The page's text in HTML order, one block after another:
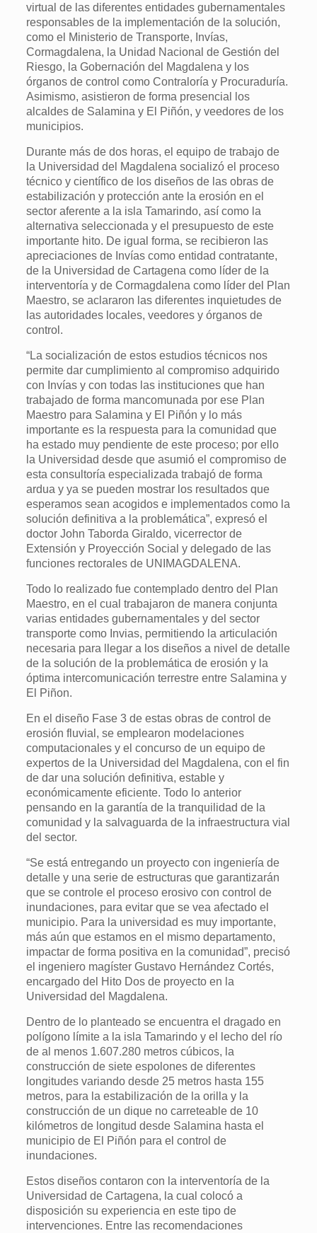
virtual de las diferentes entidades gubernamentales
responsables de la implementación de la solución,
como el Ministerio de Transporte, Invías,
Cormagdalena, la Unidad Nacional de Gestión del
Riesgo, la Gobernación del Magdalena y los
órganos de control como Contraloría y Procuraduría.
Asimismo, asistieron de forma presencial los
alcaldes de Salamina y El Piñón, y veedores de los
municipios.
Durante más de dos horas, el equipo de trabajo de
la Universidad del Magdalena socializó el proceso
técnico y científico de los diseños de las obras de
estabilización y protección ante la erosión en el
sector aferente a la isla Tamarindo, así como la
alternativa seleccionada y el presupuesto de este
importante hito. De igual forma, se recibieron las
apreciaciones de Invías como entidad contratante,
de la Universidad de Cartagena como líder de la
interventoría y de Cormagdalena como líder del Plan
Maestro, se aclararon las diferentes inquietudes de
las autoridades locales, veedores y órganos de
control.
“La socialización de estos estudios técnicos nos
permite dar cumplimiento al compromiso adquirido
con Invías y con todas las instituciones que han
trabajado de forma mancomunada por ese Plan
Maestro para Salamina y El Piñón y lo más
importante es la respuesta para la comunidad que
ha estado muy pendiente de este proceso; por ello
la Universidad desde que asumió el compromiso de
esta consultoría especializada trabajó de forma
ardua y ya se pueden mostrar los resultados que
esperamos sean acogidos e implementados como la
solución definitiva a la problemática”, expresó el
doctor John Taborda Giraldo, vicerrector de
Extensión y Proyección Social y delegado de las
funciones rectorales de UNIMAGDALENA.
Todo lo realizado fue contemplado dentro del Plan
Maestro, en el cual trabajaron de manera conjunta
varias entidades gubernamentales y del sector
transporte como Invias, permitiendo la articulación
necesaria para llegar a los diseños a nivel de detalle
de la solución de la problemática de erosión y la
óptima intercomunicación terrestre entre Salamina y
El Piñon.
En el diseño Fase 3 de estas obras de control de
erosión fluvial, se emplearon modelaciones
computacionales y el concurso de un equipo de
expertos de la Universidad del Magdalena, con el fin
de dar una solución definitiva, estable y
económicamente eficiente. Todo lo anterior
pensando en la garantía de la tranquilidad de la
comunidad y la salvaguarda de la infraestructura vial
del sector.
“Se está entregando un proyecto con ingeniería de
detalle y una serie de estructuras que garantizarán
que se controle el proceso erosivo con control de
inundaciones, para evitar que se vea afectado el
municipio. Para la universidad es muy importante,
más aún que estamos en el mismo departamento,
impactar de forma positiva en la comunidad”, precisó
el ingeniero magíster Gustavo Hernández Cortés,
encargado del Hito Dos de proyecto en la
Universidad del Magdalena.
Dentro de lo planteado se encuentra el dragado en
polígono límite a la isla Tamarindo y el lecho del río
de al menos 1.607.280 metros cúbicos, la
construcción de siete espolones de diferentes
longitudes variando desde 25 metros hasta 155
metros, para la estabilización de la orilla y la
construcción de un dique no carreteable de 10
kilómetros de longitud desde Salamina hasta el
municipio de El Piñón para el control de
inundaciones.
Estos diseños contaron con la interventoría de la
Universidad de Cartagena, la cual colocó a
disposición su experiencia en este tipo de
intervenciones. Entre las recomendaciones